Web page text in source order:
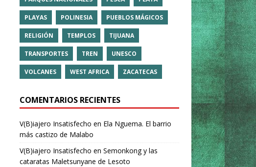
PLAYAS POLINESIA PUEBLOS MÁGICOS
RELIGIÓN TEMPLOS TIJUANA
TRANSPORTES TREN UNESCO
VOLCANES WEST AFRICA ZACATECAS
COMENTARIOS RECIENTES
V(B)iajero Insatisfecho en Ela Nguema. El barrio
más castizo de Malabo
V(B)iajero Insatisfecho en Semonkong y las
cataratas Maletsunyane de Lesoto